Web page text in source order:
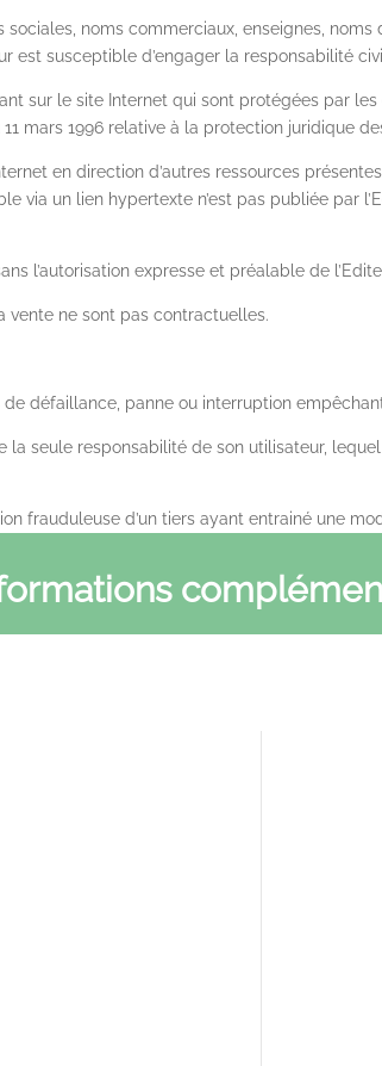
noms commerciaux, enseignes,
est susceptible d’engager la responsabilité
sur le site Internet qui sont protégées par
mars 1996 relative à la protection juridique
en direction d’autres ressources
via un lien hypertexte n’est pas publiée par
l’autorisation expresse et préalable de
vente ne sont pas contractuelles.
défaillance, panne ou interruption
la seule responsabilité de son utilisateur,
frauduleuse d’un tiers ayant entrainé une